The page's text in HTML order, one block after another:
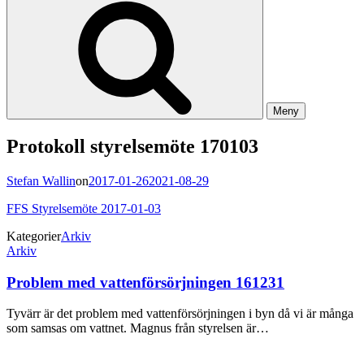
Meny
Protokoll styrelsemöte 170103
Stefan Wallinon2017-01-262021-08-29
FFS Styrelsemöte 2017-01-03
KategorierArkiv
Inläggsnavigering
Arkiv
Problem med vattenförsörjningen 161231
Tyvärr är det problem med vattenförsörjningen i byn då vi är många
som samsas om vattnet. Magnus från styrelsen är…